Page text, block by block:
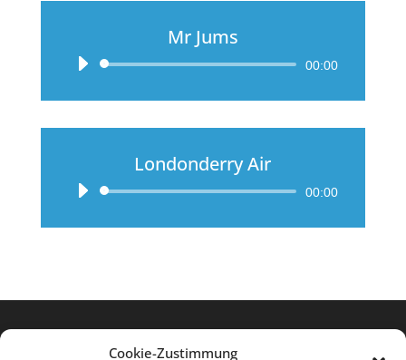
Cookie-Zustimmung
Mr Jums
Audio-
00:00
Londonderry Air
Audio-
00:00